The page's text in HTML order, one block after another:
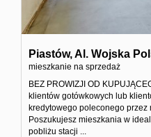
Piastów,Al. Wojska
mieszkanie na sprzedaż
BEZ PROWIZJI OD
klientów gotówkowych lub
kredytowego poleconego
Poszukujesz mieszkania w
pobliżu stacji ...